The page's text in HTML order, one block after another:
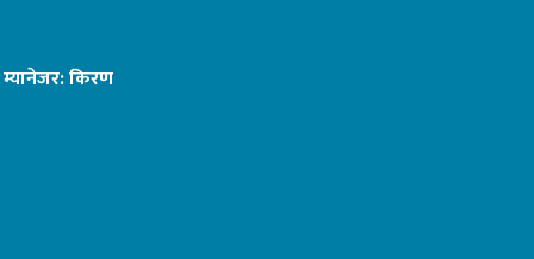
म्यानेजर: किरण